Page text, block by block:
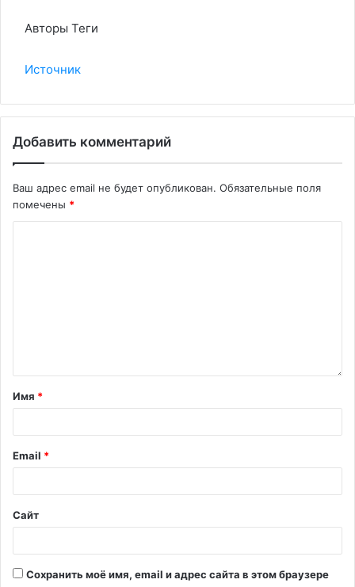
Авторы Теги
Источник
Добавить комментарий
Ваш адрес email не будет опубликован. Обязательные поля
помечены *
Имя *
Email *
Сайт
Сохранить моё имя, email и адрес сайта в этом браузере